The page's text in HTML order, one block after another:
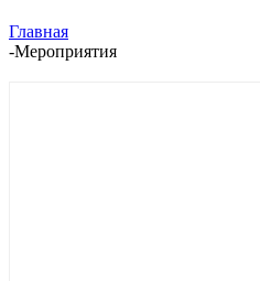
Главная
-Мероприятия